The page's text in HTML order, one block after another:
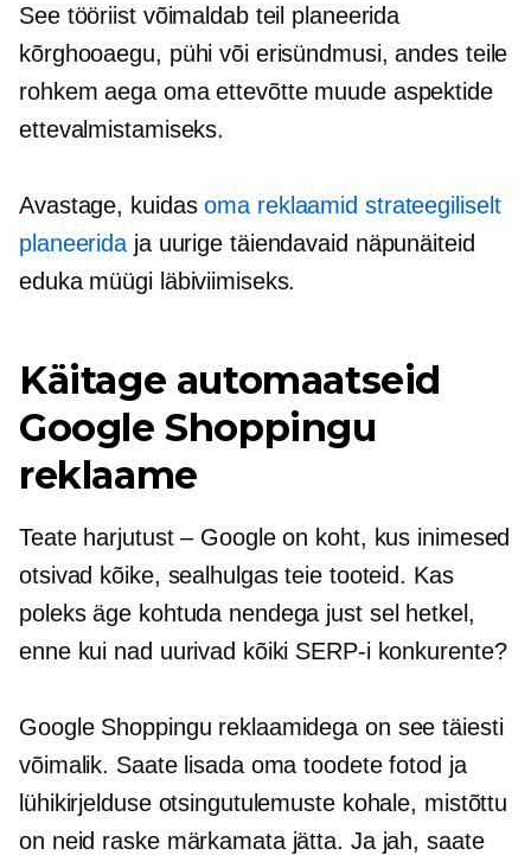
See tööriist võimaldab teil planeerida
kõrghooaegu, pühi või erisündmusi, andes teile
rohkem aega oma ettevõtte muude aspektide
ettevalmistamiseks.
Avastage, kuidasoma reklaamid strateegiliselt
planeerida ja uurige täiendavaid näpunäiteid
eduka müügi läbiviimiseks.
Käitage automaatseid
Google Shoppingu
reklaame
Teate harjutust – Google on koht, kus inimesed
otsivad kõike, sealhulgas teie tooteid. Kas
poleks äge kohtuda nendega just sel hetkel,
enne kui nad uurivad kõiki SERP-i konkurente?
Google Shoppingu reklaamidega on see täiesti
võimalik. Saate lisada oma toodete fotod ja
lühikirjelduse otsingutulemuste kohale, mistõttu
on neid raske märkamata jätta. Ja jah, saate